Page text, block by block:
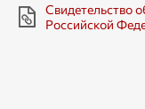
Свидетельство
Российской